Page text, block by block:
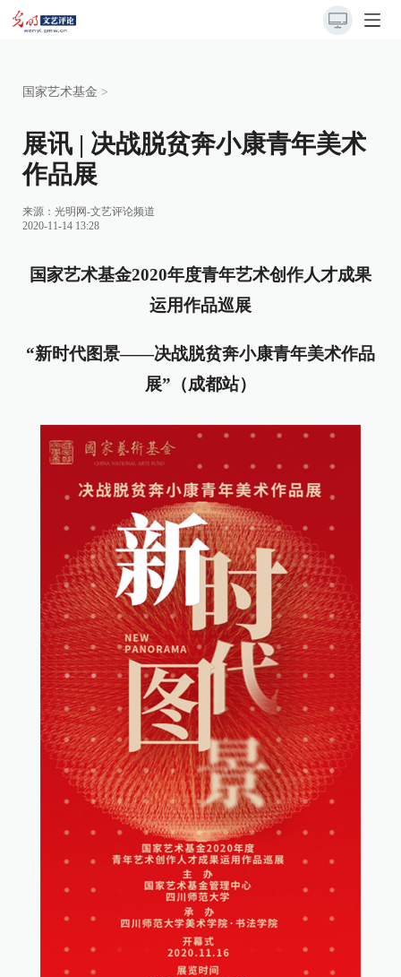
国家艺术基金 >
展讯 | 决战脱贫奔小康青年美术
作品展
来源： 光明网-文艺评论频道
2020-11-14 13:28
国家艺术基金2020年度青年艺术创作人才成果
运用作品巡展
“新时代图景——决战脱贫奔小康青年美术作品
展”（成都站）